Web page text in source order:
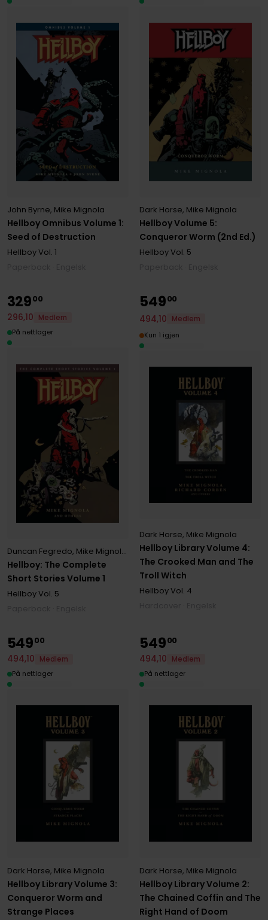
Hellboy Omnibus Volume 1:
Seed of Destruction
John Byrne, Mike Mignola
HellboyVol. 1
Hellboy Volume 5:
Conqueror Worm (2nd Ed.)
Dark Horse, Mike Mignola
HellboyVol. 5
Hellboy: The Complete
Short Stories Volume 1
Duncan Fegredo, Mike Mignola Richard Corben
HellboyVol. 5
32900
296,10
Medlem
På nettlager
Hellboy Library Volume 4:
The Crooked Man and The
Troll Witch
Dark Horse, Mike Mignola
HellboyVol. 4
54900
494,10
Medlem
Kun 1 igjen
Hellboy Library Volume 3:
Conqueror Worm and
Strange Places
Dark Horse, Mike Mignola
54900
494,10
Medlem
På nettlager
Hellboy Library Volume 2:
The Chained Coffin and The
Right Hand of Doom
Dark Horse, Mike Mignola
54900
494,10
Medlem
På nettlager